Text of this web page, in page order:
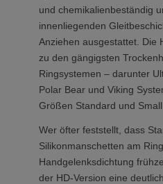
und chemikalienbeständig
innenliegenden
Anziehen ausgestattet. Die
zu den gängigsten
Ringsystemen – darunter
Polar Bear und Viking
Größen Standard und Small
Wer öfter feststellt, dass
Silikonmanschetten am
Handgelenksdichtung
der HD-Version eine